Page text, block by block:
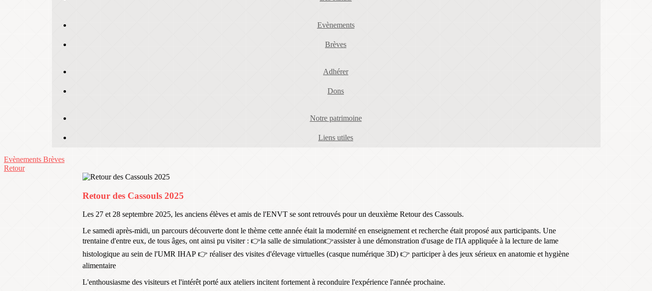
Evènements
Brèves
Adhérer
Dons
Notre patrimoine
Liens utiles
Evènements Brèves
Retour
Retour des Cassouls 2025
Les 27 et 28 septembre 2025, les anciens élèves et amis de l'ENVT se sont retrouvés pour un deuxième Retour des Cassouls.
Le samedi après-midi, un parcours découverte dont le thème cette année était la modernité en enseignement et recherche était proposé aux participants. Une
trentaine d'entre eux, de tous âges, ont ainsi pu visiter : 👉la salle de simulation👉assister à une démonstration d'usage de l'IA appliquée à la lecture de lame
histologique au sein de l'UMR IHAP 👉 réaliser des visites d'élevage virtuelles (casque numérique 3D) 👉 participer à des jeux sérieux en anatomie et hygiène
alimentaire
L'enthousiasme des visiteurs et l'intérêt porté aux ateliers incitent fortement à reconduire l'expérience l'année prochaine.